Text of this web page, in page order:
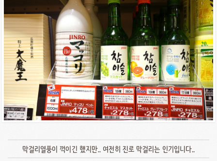
막걸리열풍이 꺽이긴 했지만.. 여전히 진로 막걸리는 인기입니다..